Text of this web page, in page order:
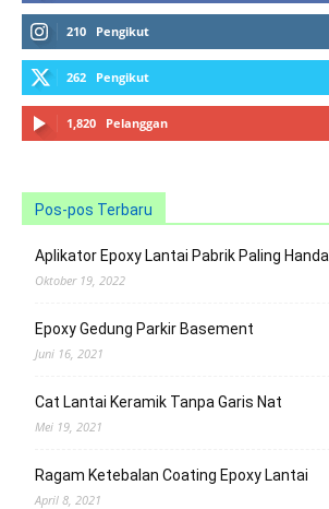
210 Pengikut
262 Pengikut
1,820 Pelanggan
Pos-pos Terbaru
Aplikator Epoxy Lantai Pabrik Paling Handal
Oktober 19, 2022
Epoxy Gedung Parkir Basement
Juni 16, 2021
Cat Lantai Keramik Tanpa Garis Nat
Mei 19, 2021
Ragam Ketebalan Coating Epoxy Lantai
April 8, 2021